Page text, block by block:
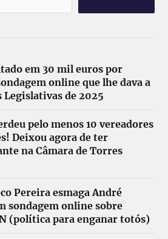
em 30 mil euros por
online que lhe dava a
de 2025
pelo menos 10 vereadores
Deixou agora de ter
na Câmara de Torres
Pereira esmaga André
sondagem online sobre
(política para enganar totós)